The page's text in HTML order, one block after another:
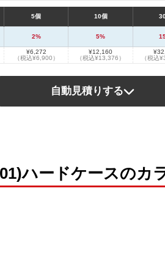
5個 10個
2% 5%
¥6,272
（税込¥6,900）
¥12,160
（税込¥13,376）
（税込
自動見積りする
ハードケースのカ